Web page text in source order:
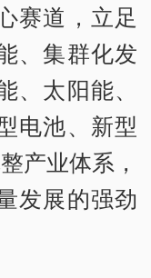
赛道，立足
、集群化发
、太阳能、
电池、新型
产业体系，
发展的强劲